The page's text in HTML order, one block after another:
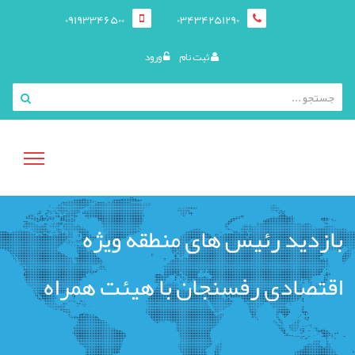
03434251290
09193346500
ثبت نام ورود
منوی
کاربری
بازدید رئیس های منطقه ویژه
اقتصادی رفسنجان با هیئت همراه